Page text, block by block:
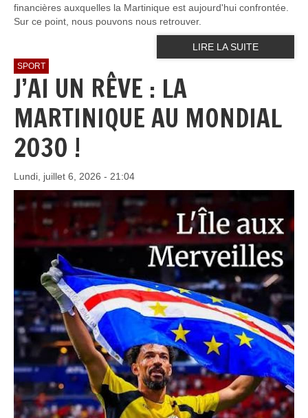
financières auxquelles la Martinique est aujourd'hui confrontée.
Sur ce point, nous pouvons nous retrouver.
LIRE LA SUITE
SPORT
J’AI UN RÊVE : LA
MARTINIQUE AU MONDIAL
2030 !
Lundi, juillet 6, 2026 - 21:04